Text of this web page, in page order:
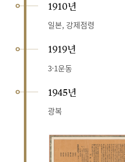
1910년
일본, 강제점령
1919년
3·1운동
1945년
광복